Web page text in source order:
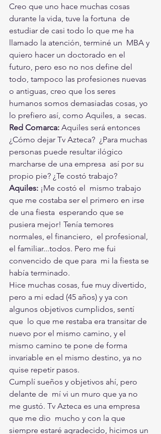
Creo que uno hace muchas cosas
durante la vida, tuve la fortuna  de
estudiar de casi todo lo que me ha
llamado la atención, terminé un  MBA y
quiero hacer un doctorado en el
futuro, pero eso no nos define del
todo, tampoco las profesiones nuevas
o antiguas, creo que los seres
humanos somos demasiadas cosas, yo
lo prefiero así, como Aquiles, a  secas.
Red Comarca: Aquiles será entonces
¿Cómo dejar Tv Azteca?  ¿Para muchas
personas puede resultar ilógico
marcharse de una empresa  así por su
propio pie? ¿Te costó trabajo?
Aquiles: ¡Me costó el  mismo trabajo
que me costaba ser el primero en irse
de una fiesta  esperando que se
pusiera mejor! Tenía temores
normales, el financiero,  el profesional,
el familiar...todos. Pero me fui
convencido de que para  mi la fiesta se
había terminado.
Hice muchas cosas, fue muy divertido,
pero a mi edad (45 años) y ya con
algunos objetivos cumplidos, sentí
que  lo que me restaba era transitar de
nuevo por el mismo camino, y el
mismo camino te pone de forma
invariable en el mismo destino, ya no
quise repetir pasos.
Cumplí sueños y objetivos ahí, pero
delante de  mí vi un muro que ya no
me gustó. Tv Azteca es una empresa
que me dio  mucho y con la que
siempre estaré agradecido, hicimos un